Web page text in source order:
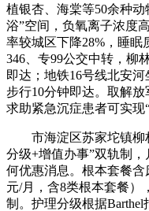
植银杏、海棠等50余种
浴”空间，负氧离子浓度
率较城区下降28%，睡眠
346、专99公交中转，柳
即达；地铁16号线北安
步行10分钟即达。取解放
求助紧急沉症患者可实现
市海淀区苏家坨镇柳
分级+增值办事”双轨制
何优惠消息。根本套餐
元/月，含8类根本套餐）
制。护理分级根据